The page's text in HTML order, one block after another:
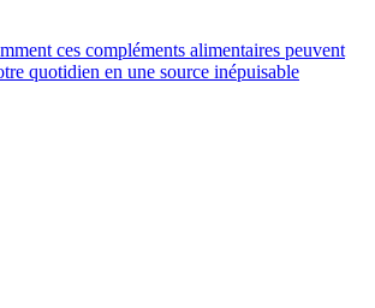
ces compléments alimentaires peuvent
quotidien en une source inépuisable